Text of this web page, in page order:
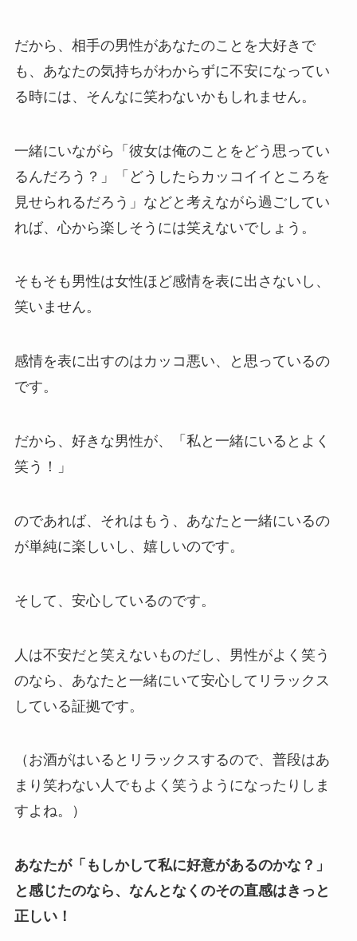
だから、相手の男性があなたのことを大好きで
も、あなたの気持ちがわからずに不安になってい
る時には、そんなに笑わないかもしれません。
一緒にいながら「彼女は俺のことをどう思ってい
るんだろう？」「どうしたらカッコイイところを
見せられるだろう」などと考えながら過ごしてい
れば、心から楽しそうには笑えないでしょう。
そもそも男性は女性ほど感情を表に出さないし、
笑いません。
感情を表に出すのはカッコ悪い、と思っているの
です。
だから、好きな男性が、「私と一緒にいるとよく
笑う！」
のであれば、それはもう、あなたと一緒にいるの
が単純に楽しいし、嬉しいのです。
そして、安心しているのです。
人は不安だと笑えないものだし、男性がよく笑う
のなら、あなたと一緒にいて安心してリラックス
している証拠です。
（お酒がはいるとリラックスするので、普段はあ
まり笑わない人でもよく笑うようになったりしま
すよね。）
あなたが「もしかして私に好意があるのかな？」
と感じたのなら、なんとなくのその直感はきっと
正しい！